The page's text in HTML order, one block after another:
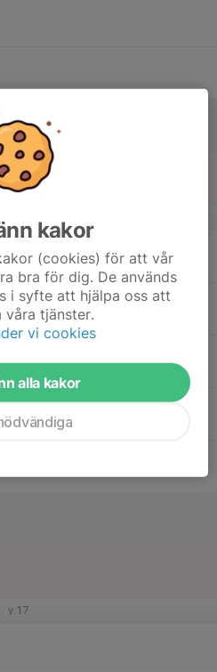
v.17
kakor
(cookies) för att vår
bra för dig. De används
i syfte att hjälpa oss att
tjänster.
vi cookies
alla kakor